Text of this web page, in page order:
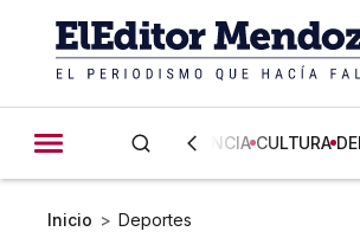
CIENCIA CULTURA
Inicio > Deportes